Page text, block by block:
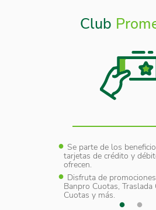
Club
Otros
Se parte de los
tarjetas de crédito y
ofrecen.
Disfruta de
Banpro Cuotas, Traslada
Cuotas y más.